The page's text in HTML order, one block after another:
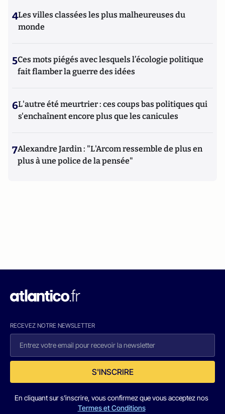
4Les villes classées les plus malheureuses du
monde
5Ces mots piégés avec lesquels l’écologie politique
fait flamber la guerre des idées
6L'autre été meurtrier : ces coups bas politiques qui
s'enchaînent encore plus que les canicules
7Alexandre Jardin : "L'Arcom ressemble de plus en
plus à une police de la pensée"
RECEVEZ NOTRE NEWSLETTER
S'INSCRIRE
En cliquant sur s'inscrire, vous confirmez que vous acceptez nos
Termes et Conditions